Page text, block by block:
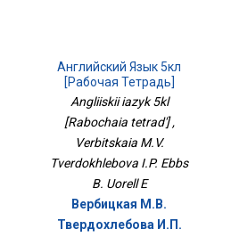
Английский Язык 5кл
[Рабочая Тетрадь]
Angliiskii iazyk 5kl
[Rabochaia tetrad'] ,
Verbitskaia M.V.
Tverdokhlebova I.P. Ebbs
B. Uorell E
Вербицкая М.В.
Твердохлебова И.П.